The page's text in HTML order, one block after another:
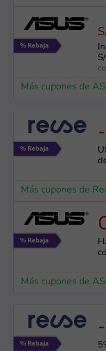
Más cupones de
Más cupones de
Más cupones de